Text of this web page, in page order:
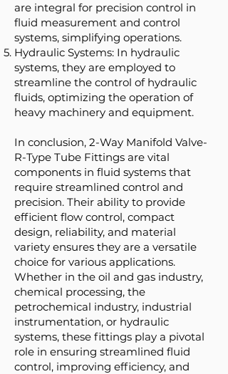
are integral for precision control in
fluid measurement and control
systems, simplifying operations.
Hydraulic Systems: In hydraulic
systems, they are employed to
streamline the control of hydraulic
fluids, optimizing the operation of
heavy machinery and equipment.
In conclusion, 2-Way Manifold Valve-
R-Type Tube Fittings are vital
components in fluid systems that
require streamlined control and
precision. Their ability to provide
efficient flow control, compact
design, reliability, and material
variety ensures they are a versatile
choice for various applications.
Whether in the oil and gas industry,
chemical processing, the
petrochemical industry, industrial
instrumentation, or hydraulic
systems, these fittings play a pivotal
role in ensuring streamlined fluid
control, improving efficiency, and